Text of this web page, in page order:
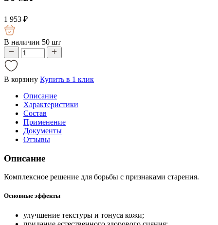
1 953 ₽
В наличии 50 шт
В корзину Купить в 1 клик
Описание
Характеристики
Состав
Применение
Документы
Отзывы
Описание
Комплексное решение для борьбы с признаками старения.
Основные эффекты
улучшение текстуры и тонуса кожи;